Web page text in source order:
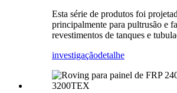
Esta série de produtos foi
principalmente para pultrusão e
revestimentos de tanques e
investigaçãodetalhe